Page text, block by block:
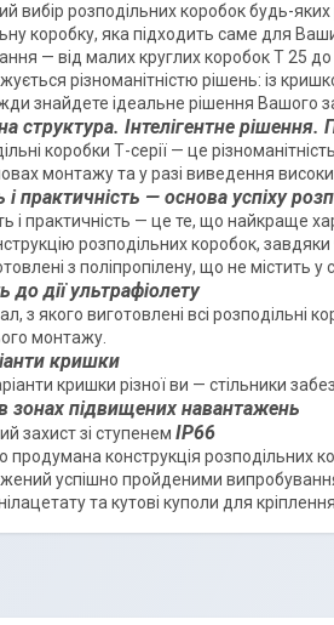
вибір розподільних коробок будь-яких
коробку, яка підходить саме для
— від малих круглих коробок T 25
різноманітністю рішень: із
знайдете ідеальне рішення Вашого
структура. Інтелігентне рішення.
коробки Т-серії — це
монтажу та у разі виведення
і практичність — основа успіху
і практичність — це те, що найкраще
розподільних коробок,
з поліпропілену, що не містить
до дії ультрафіолету
з якого виготовлені всі розподільні
монтажу.
кришки
кришки різної ви — стільники
зонах підвищених навантажень
захист зі ступенем IP66
продумана конструкція розподільних
успішно пройденими
та кутові куполи для